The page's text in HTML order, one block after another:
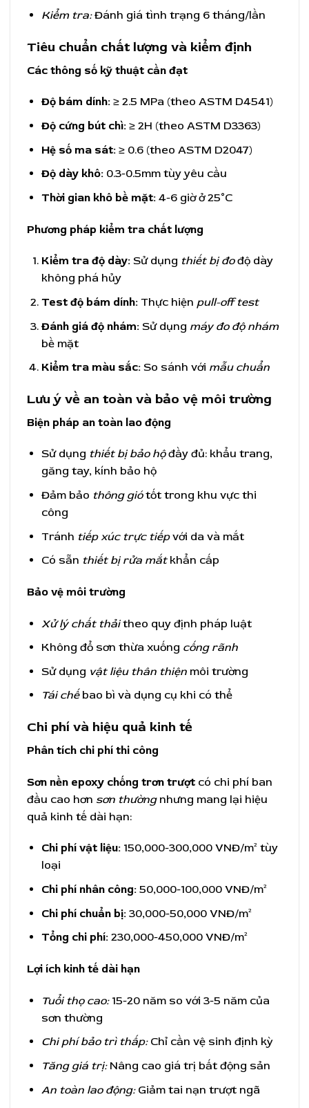
Kiểm tra:Đánh giá tình trạng 6 tháng/lần
Tiêu chuẩn chất lượng và kiểm định
Các thông số kỹ thuật cần đạt
Độ bám dính:≥ 2.5 MPa (theo ASTM D4541)
Độ cứng bút chì:≥ 2H (theo ASTM D3363)
Hệ số ma sát:≥ 0.6 (theo ASTM D2047)
Độ dày khô:0.3-0.5mm tùy yêu cầu
Thời gian khô bề mặt:4-6 giờ ở 25°C
Phương pháp kiểm tra chất lượng
Kiểm tra độ dày:Sử dụng thiết bị đođộ dày
không phá hủy
Test độ bám dính:Thực hiện pull-off test
Đánh giá độ nhám:Sử dụng máy đo độ nhám
bề mặt
Kiểm tra màu sắc:So sánh với mẫu chuẩn
Lưu ý về an toàn và bảo vệ môi trường
Biện pháp an toàn lao động
Sử dụng thiết bị bảo hộđầy đủ: khẩu trang,
găng tay, kính bảo hộ
Đảm bảo thông giótốt trong khu vực thi
công
Tránh tiếp xúc trực tiếpvới da và mắt
Có sẵn thiết bị rửa mắtkhẩn cấp
Bảo vệ môi trường
Xử lý chất thảitheo quy định pháp luật
Không đổ sơn thừa xuống cống rãnh
Sử dụng vật liệu thân thiệnmôi trường
Tái chếbao bì và dụng cụ khi có thể
Chi phí và hiệu quả kinh tế
Phân tích chi phí thi công
Sơn nền epoxy chống trơn trượt có chi phí ban
đầu cao hơn sơn thườngnhưng mang lại hiệu
quả kinh tế dài hạn:
Chi phí vật liệu:150,000-300,000 VNĐ/m² tùy
loại
Chi phí nhân công:50,000-100,000 VNĐ/m²
Chi phí chuẩn bị:30,000-50,000 VNĐ/m²
Tổng chi phí:230,000-450,000 VNĐ/m²
Lợi ích kinh tế dài hạn
Tuổi thọ cao:15-20 năm so với 3-5 năm của
sơn thường
Chi phí bảo trì thấp:Chỉ cần vệ sinh định kỳ
Tăng giá trị:Nâng cao giá trị bất động sản
An toàn lao động:Giảm tai nạn trượt ngã